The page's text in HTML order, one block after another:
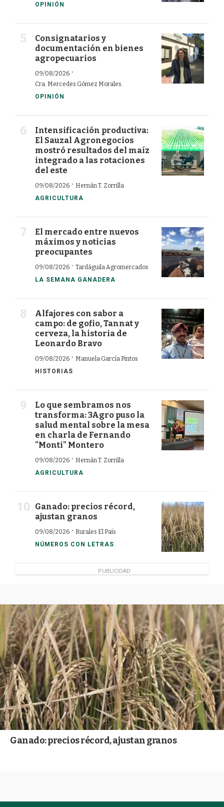
OPINIÓN
Consignatarios y
documentación en bienes
agropecuarios
09/08/2026 ·
Cra. Mercedes Gómez Morales.
OPINIÓN
Intensificación productiva:
El Sauzal Agronegocios
mostró resultados del maíz
integrado a las rotaciones
del este
09/08/2026 · Hernán T. Zorrilla
AGRICULTURA
El mercado entre nuevos
máximos y noticias
preocupantes
09/08/2026 · Tardáguila Agromercados
LA SEMANA GANADERA
Alfajores con sabor a
campo: de gofio, Tannat y
cerveza, la historia de
Leonardo Bravo
09/08/2026 · Manuela García Pintos
HISTORIAS
Lo que sembramos nos
transforma: 3Agro puso la
salud mental sobre la mesa
en charla de Fernando
"Monti" Montero
09/08/2026 · Hernán T. Zorrilla
AGRICULTURA
Ganado: precios récord,
ajustan granos
09/08/2026 · Rurales El País
NÚMEROS CON LETRAS
PUBLICIDAD
Ganado: precios récord, ajustan granos